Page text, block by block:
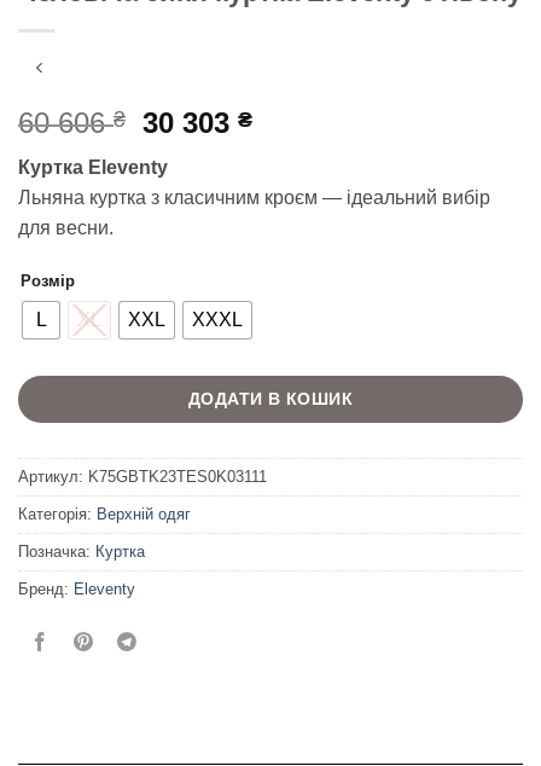
60 606₴
Оригінальна
60
606 ₴.
30 303₴Поточна
303 ₴.
Куртка Eleventy
Льняна куртка з класичним кроєм — ідеальний вибір
для весни.
Розмір
L XL XXL XXXL
ДОДАТИ В КОШИК
Артикул: K75GBTK23TES0K03111
Категорія: Верхній одяг
Позначка: Куртка
Бренд: Eleventy